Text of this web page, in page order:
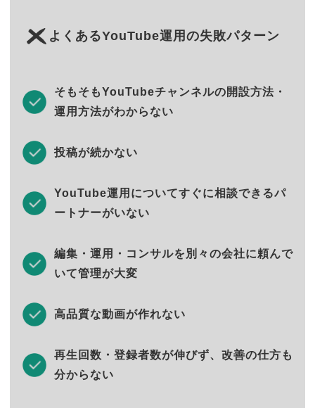
よくあるYouTube運用の失敗パターン
そもそもYouTubeチャンネルの開設方法・
運用方法がわからない
投稿が続かない
YouTube運用についてすぐに相談できるパ
ートナーがいない
編集・運用・コンサルを別々の会社に頼んで
いて管理が大変
高品質な動画が作れない
再生回数・登録者数が伸びず、改善の仕方も
分からない